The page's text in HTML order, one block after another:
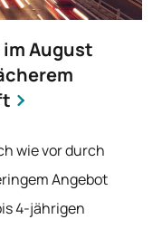
August
wie vor durch
Angebot
4-jährigen